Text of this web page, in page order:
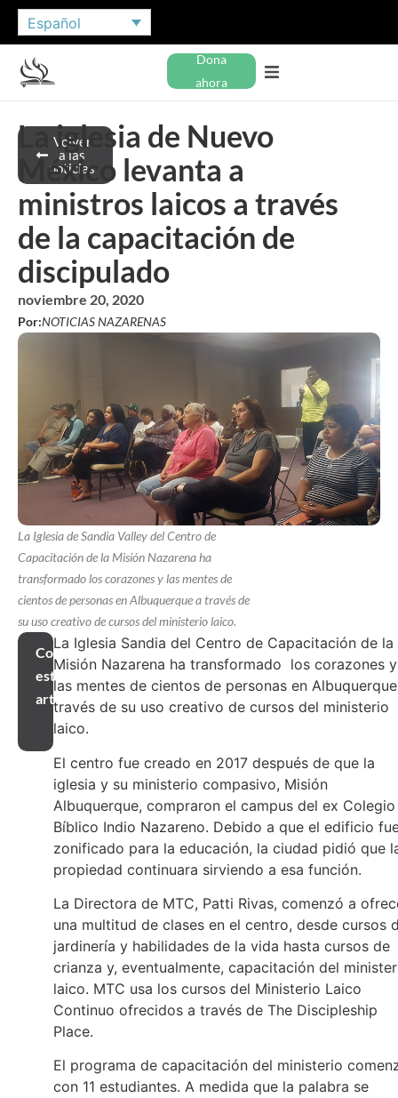
Español
Dona
ahora
Volver
a las
noticias
La iglesia de Nuevo
México levanta a
ministros laicos a través
de la capacitación de
discipulado
noviembre 20, 2020
Por:NOTICIAS NAZARENAS
La Iglesia de Sandia Valley del Centro de
Capacitación de la Misión Nazarena ha
transformado los corazones y las mentes de
cientos de personas en Albuquerque a través de
su uso creativo de cursos del ministerio laico.
Compartir
este
artículo
La Iglesia Sandia del Centro de Capacitación de la
Misión Nazarena ha transformado los corazones y
las mentes de cientos de personas en
través de su uso creativo de cursos del ministerio
laico.
El centro fue creado en 2017 después de que la
iglesia y su ministerio compasivo, Misión
Albuquerque, compraron el campus del ex Colegio
Bíblico Indio Nazareno. Debido a que el edificio
zonificado para la educación, la ciudad pidió que
propiedad continuara sirviendo a esa función.
La Directora de MTC, Patti Rivas, comenzó a
una multitud de clases en el centro, desde cursos
jardinería y habilidades de la vida hasta cursos de
crianza y, eventualmente, capacitación del
laico. MTC usa los cursos del Ministerio Laico
Continuo ofrecidos a través de The Discipleship
Place.
El programa de capacitación del ministerio
con 11 estudiantes. A medida que la palabra se